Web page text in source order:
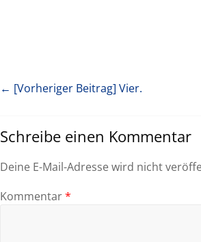
← [Vorheriger Beitrag] Vier.
Schreibe einen Kommentar
Deine E-Mail-Adresse wird nicht
Kommentar*